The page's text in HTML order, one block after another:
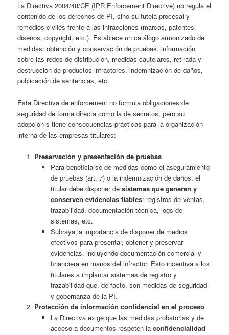
La Directiva 2004/48/CE (IPR Enforcement Directive) no regula el
contenido de los derechos de PI, sino su tutela procesal y
remedios civiles frente a las infracciones (marcas, patentes,
diseños, copyright, etc.). Establece un catálogo armonizado de
medidas: obtención y conservación de pruebas, información
sobre las redes de distribución, medidas cautelares, retirada y
destrucción de productos infractores, indemnización de daños,
publicación de sentencias, etc.
Esta Directiva de enforcement no formula obligaciones de
seguridad de forma directa como la de secretos, pero su
adopción s tiene consecuencias prácticas para la organización
interna de las empresas titulares:
Preservación y presentación de pruebas
Para beneficiarse de medidas como el aseguramiento
de pruebas (art. 7) o la indemnización de daños, el
titular debe disponer desistemas que generen y
conserven evidencias fiables: registros de ventas,
trazabilidad, documentación técnica, logs de
sistemas, etc.
Subraya la importancia de disponer de medios
efectivos para presentar, obtener y preservar
evidencias, incluyendo documentación comercial y
financiera en manos del infractor. Esto incentiva a los
titulares a implantar sistemas de registro y
trazabilidad que, de facto, son medidas de seguridad
y gobernanza de la PI.
Protección de información confidencial en el proceso
La Directiva exige que las medidas probatorias y de
acceso a documentos respeten laconfidencialidad